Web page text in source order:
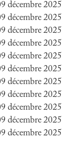
décembre 2025
décembre 2025
décembre 2025
décembre 2025
décembre 2025
décembre 2025
décembre 2025
décembre 2025
décembre 2025
décembre 2025
décembre 2025